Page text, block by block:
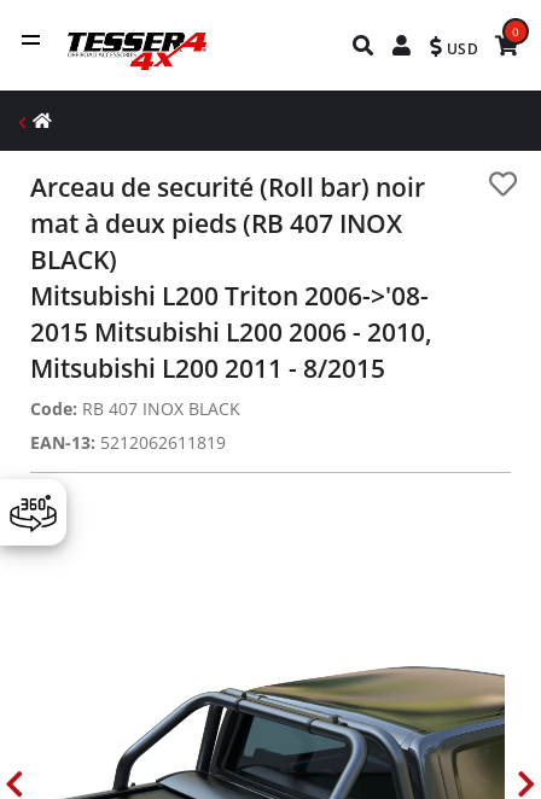
USD
0
Arceau de securité (Roll bar) noir
mat à deux pieds (RB 407 INOX
BLACK)
Mitsubishi L200 Triton 2006->'08-
2015 Mitsubishi L200 2006 - 2010,
Mitsubishi L200 2011 - 8/2015
Code: RB 407 INOX BLACK
EAN-13: 5212062611819